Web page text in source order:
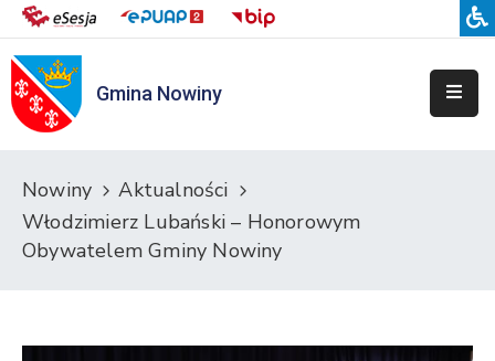
Gmina Nowiny
Liceum
Sportowe
Samorządowe
w
Nowinach
Nowiny
Aktualności
Włodzimierz Lubański – Honorowym
Obywatelem Gminy Nowiny